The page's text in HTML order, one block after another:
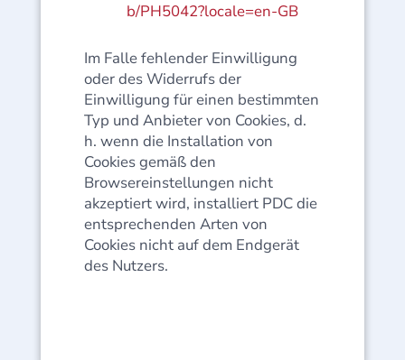
b/PH5042?locale=en-GB
Im Falle fehlender Einwilligung
oder des Widerrufs der
Einwilligung für einen bestimmten
Typ und Anbieter von Cookies, d.
h. wenn die Installation von
Cookies gemäß den
Browsereinstellungen nicht
akzeptiert wird, installiert PDC die
entsprechenden Arten von
Cookies nicht auf dem Endgerät
des Nutzers.